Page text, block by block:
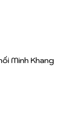
Minh Khang